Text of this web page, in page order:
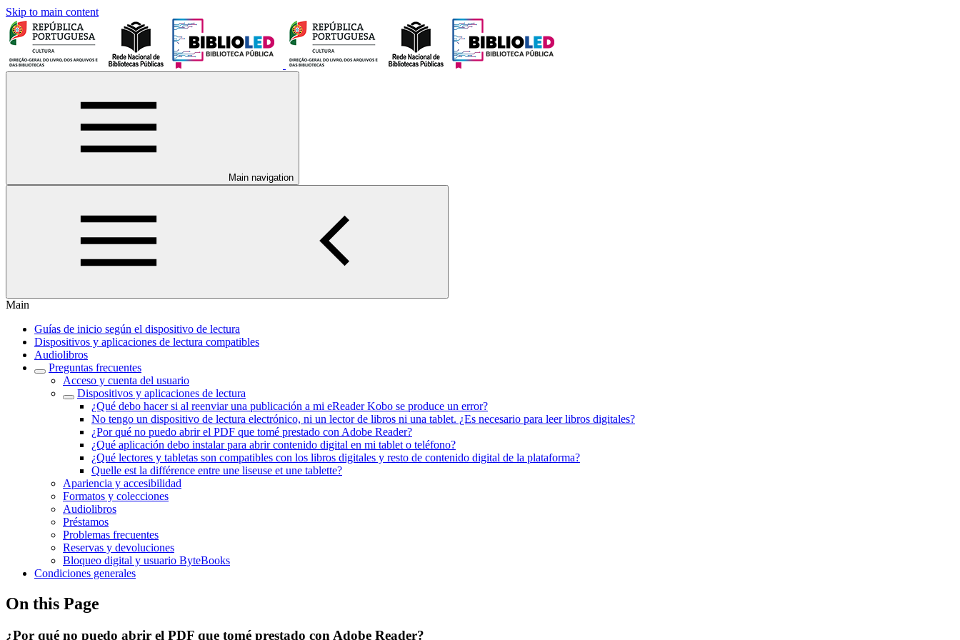
Skip to main content
Main navigation
Main
Guías de inicio según el dispositivo de lectura
Dispositivos y aplicaciones de lectura compatibles
Audiolibros
Preguntas frecuentes
Acceso y cuenta del usuario
Dispositivos y aplicaciones de lectura
¿Qué debo hacer si al reenviar una publicación a mi eReader Kobo se produce un error?
No tengo un dispositivo de lectura electrónico, ni un lector de libros ni una tablet. ¿Es necesario para leer libros digitales?
¿Por qué no puedo abrir el PDF que tomé prestado con Adobe Reader?
¿Qué aplicación debo instalar para abrir contenido digital en mi tablet o teléfono?
¿Qué lectores y tabletas son compatibles con los libros digitales y resto de contenido digital de la plataforma?
Quelle est la différence entre une liseuse et une tablette?
Apariencia y accesibilidad
Formatos y colecciones
Audiolibros
Préstamos
Problemas frecuentes
Reservas y devoluciones
Bloqueo digital y usuario ByteBooks
Condiciones generales
On this Page
¿Por qué no puedo abrir el PDF que tomé prestado con Adobe Reader?